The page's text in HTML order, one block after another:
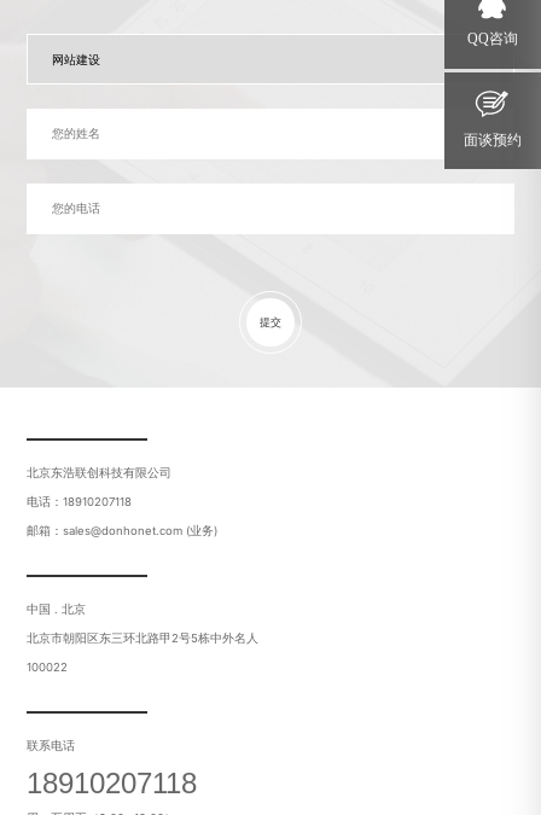
提交
北京东浩联创科技有限公司
电话：18910207118
邮箱：sales@donhonet.com (业务)
中国 . 北京
北京市朝阳区东三环北路甲2号5栋中外名人
100022
联系电话
18910207118
QQ咨询
面谈预约